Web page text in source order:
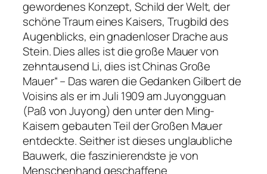
gewordenes Konzept, Schild der Welt, der
schöne Traum eines Kaisers, Trugbild des
Augenblicks, ein gnadenloser Drache aus
Stein. Dies alles ist die große Mauer von
zehntausend Li, dies ist Chinas Große
Mauer“ – Das waren die Gedanken Gilbert de
Voisins als er im Juli 1909 am Juyongguan
(Paß von Juyong) den unter den Ming-
Kaisern gebauten Teil der Großen Mauer
entdeckte. Seither ist dieses unglaubliche
Bauwerk, die faszinierendste je von
Menschenhand geschaffene